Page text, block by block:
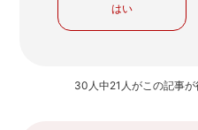
はい
30人中21人がこの記事